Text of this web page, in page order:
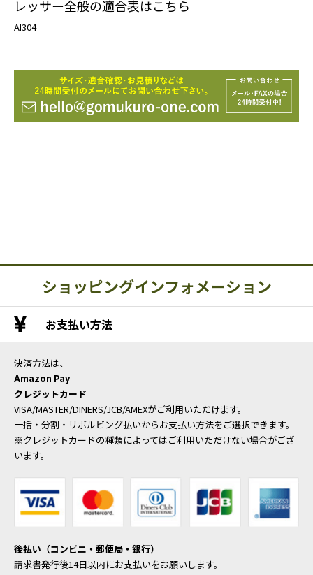
レッサー全般の適合表はこちら
AI304
ショッピングインフォメーション
お支払い方法
決済方法は、
Amazon Pay
クレジットカード
VISA/MASTER/DINERS/JCB/AMEXがご利用いただけます。
一括・分割・リボルビング払いからお支払い方法をご選択できます。
※クレジットカードの種類によってはご利用いただけない場合がござ
います。
後払い（コンビニ・郵便局・銀行）
請求書発行後14日以内にお支払いをお願いします。